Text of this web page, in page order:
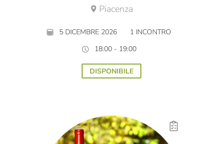
Piacenza
5 DICEMBRE 2026
1 INCONTRO
18:00 - 19:00
DISPONIBILE